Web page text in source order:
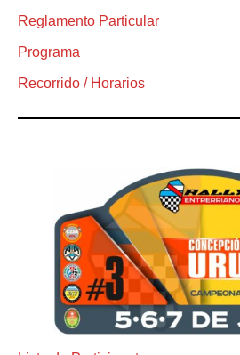
Reglamento Particular
Programa
Recorrido / Horarios